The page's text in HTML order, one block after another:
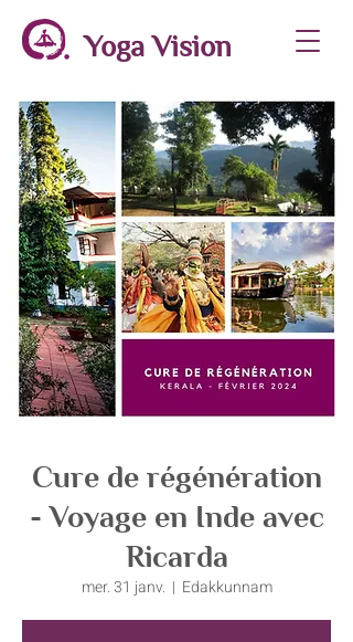
Yoga Vision
Cure de régénération
- Voyage en Inde avec
Ricarda
mer. 31 janv.
  |
Edakkunnam